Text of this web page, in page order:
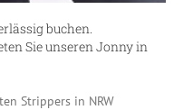
buchen.
Sie unseren Jonny in
Strippers in NRW